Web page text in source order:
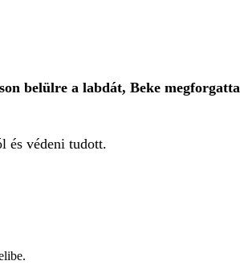
belülre a labdát, Beke megforgatta
és védeni tudott.